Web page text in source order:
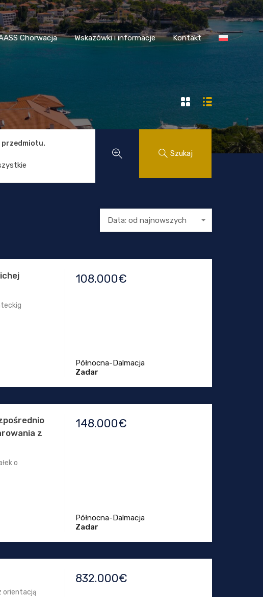
O MAASS Chorwacja Wskazówki i informacje Kontakt
Chorwacja Wskazówki i informacje Kontakt
przedmiotu.
Szukaj
Data: od najnowszych
108.000€
Północna-Dalmacja
Zadar
z
o
148.000€
Północna-Dalmacja
Zadar
orientacją
832.000€